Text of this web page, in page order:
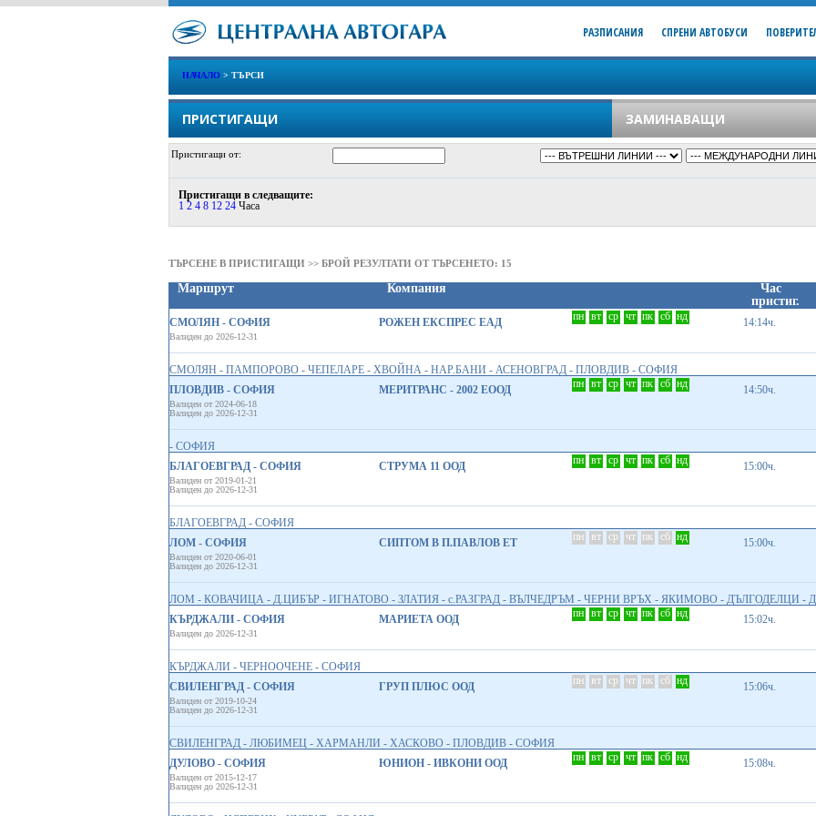
РАЗПИСАНИЯ СПРЕНИ АВТОБУСИ
НАЧАЛО> ТЪРСИ
ПРИСТИГАЩИ ЗАМИНАВАЩИ
Пристигащи от:
Пристигащи в следващите:
1 2 4 8 12 24Часа
ТЪРСЕНЕ В ПРИСТИГАЩИ >> БРОЙ РЕЗУЛТАТИ ОТ ТЪРСЕНЕТО: 15
Маршрут Компания
Час
пристиг.
СМОЛЯН - СОФИЯ
Валиден до 2026-12-31
РОЖЕН ЕКСПРЕС ЕАД пн вт ср чт пк сб нд 14:14ч.
СМОЛЯН - ПАМПОРОВО - ЧЕПЕЛАРЕ - ХВОЙНА - НАР.БАНИ - АСЕНОВГРАД - ПЛОВДИВ - СОФИЯ
ПЛОВДИВ - СОФИЯ
Валиден от 2024-06-18
Валиден до 2026-12-31
МЕРИТРАНС - 2002 ЕООД пн вт ср чт пк сб нд 14:50ч.
- СОФИЯ
БЛАГОЕВГРАД - СОФИЯ
Валиден от 2019-01-21
Валиден до 2026-12-31
СТРУМА 11 ООД пн вт ср чт пк сб нд 15:00ч.
БЛАГОЕВГРАД - СОФИЯ
ЛОМ - СОФИЯ
Валиден от 2020-06-01
Валиден до 2026-12-31
СИПТОМ В П.ПАВЛОВ ЕТ пн вт ср чт пк сб нд 15:00ч.
ЛОМ - КОВАЧИЦА - Д.ЦИБЪР - ИГНАТОВО - ЗЛАТИЯ - с.РАЗГРАД - ВЪЛЧЕДРЪМ - ЧЕРНИ ВРЪХ - ЯКИМОВО - ДЪЛГОДЕЛЦИ
КЪРДЖАЛИ - СОФИЯ
Валиден до 2026-12-31
МАРИЕТА ООД пн вт ср чт пк сб нд 15:02ч.
КЪРДЖАЛИ - ЧЕРНООЧЕНЕ - СОФИЯ
СВИЛЕНГРАД - СОФИЯ
Валиден от 2019-10-24
Валиден до 2026-12-31
ГРУП ПЛЮС ООД пн вт ср чт пк сб нд 15:06ч.
СВИЛЕНГРАД - ЛЮБИМЕЦ - ХАРМАНЛИ - ХАСКОВО - ПЛОВДИВ - СОФИЯ
ДУЛОВО - СОФИЯ
Валиден от 2015-12-17
Валиден до 2026-12-31
ЮНИОН - ИВКОНИ ООД пн вт ср чт пк сб нд 15:08ч.